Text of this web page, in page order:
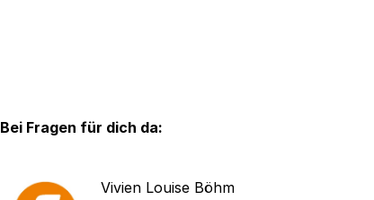
Bei Fragen für dich da:
Vivien Louise Böhm